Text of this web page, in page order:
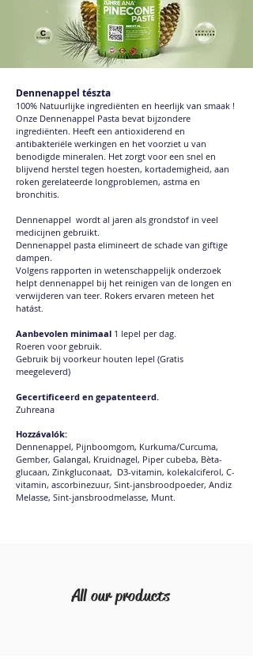
Dennenappel tészta
100% Natuurlijke ingrediënten en heerlijk van smaak !
Onze Dennenappel Pasta bevat bijzondere
ingrediënten. Heeft een antioxiderend en
antibakteriële werkingen en het voorziet u van
benodigde mineralen. Het zorgt voor een snel en
blijvend herstel tegen hoesten, kortademigheid, aan
roken gerelateerde longproblemen, astma en
bronchitis.
Dennenappel wordt al jaren als grondstof in veel
medicijnen gebruikt.
Dennenappel pasta elimineert de schade van giftige
dampen.
Volgens rapporten in wetenschappelijk onderzoek
helpt dennenappel bij het reinigen van de longen en
verwijderen van teer. Rokers ervaren meteen het
hatást.
Aanbevolen minimaal 1 lepel per dag.
Roeren voor gebruik.
Gebruik bij voorkeur houten lepel (Gratis
meegeleverd)
Gecertificeerd en gepatenteerd.
Zuhreana
Hozzávalók:
Dennenappel, Pijnboomgom, Kurkuma/Curcuma,
Gember, Galangal, Kruidnagel, Piper cubeba, Bèta-
glucaan, Zinkgluconaat, D3-vitamin, kolekalciferol, C-
vitamin, ascorbinezuur, Sint-jansbroodpoeder, Andiz
Melasse, Sint-jansbroodmelasse, Munt.
All our products